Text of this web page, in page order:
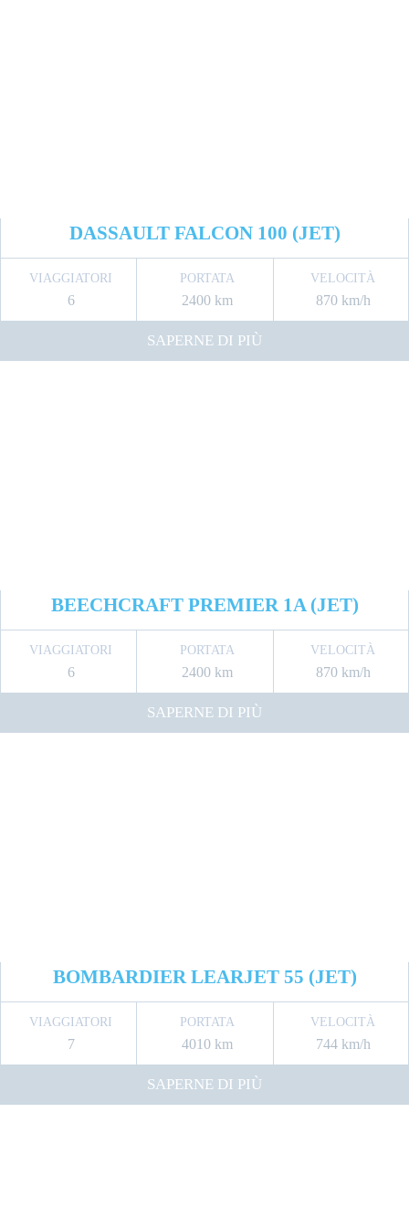
DASSAULT FALCON 100 (JET)
VIAGGIATORI
6
PORTATA
2400 km
VELOCITÀ
870 km/h
SAPERNE DI PIÙ
BEECHCRAFT PREMIER 1A (JET)
VIAGGIATORI
6
PORTATA
2400 km
VELOCITÀ
870 km/h
SAPERNE DI PIÙ
BOMBARDIER LEARJET 55 (JET)
VIAGGIATORI
7
PORTATA
4010 km
VELOCITÀ
744 km/h
SAPERNE DI PIÙ